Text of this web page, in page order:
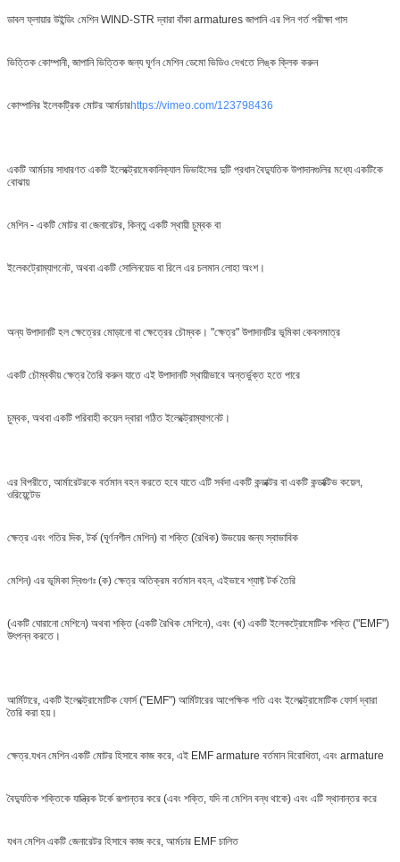
ডাবল ফ্লায়ার উইন্ডিং মেশিন WIND-STR দ্বারা বাঁকা armatures জাপানি এর পিন গর্ত পরীক্ষা পাস
ভিত্তিক কোম্পানী, জাপানি ভিত্তিক জন্য ঘূর্ণন মেশিন ডেমো ভিডিও দেখতে লিঙ্ক ক্লিক করুন
কোম্পানির ইলেকট্রিক মোটর আর্মচারhttps://vimeo.com/123798436
একটি আর্মচার সাধারণত একটি ইলেক্ট্রোমেকানিক্যাল ডিভাইসের দুটি প্রধান বৈদ্যুতিক উপাদানগুলির মধ্যে একটিকে
বোঝায়
মেশিন - একটি মোটর বা জেনারেটর, কিন্তু একটি স্থায়ী চুম্বক বা
ইলেকট্রোম্যাগনেট, অথবা একটি সোলিনয়েড বা রিলে এর চলমান লোহা অংশ।
অন্য উপাদানটি হল ক্ষেত্রের মোড়ানো বা ক্ষেত্রের চৌম্বক। "ক্ষেত্র" উপাদানটির ভূমিকা কেবলমাত্র
একটি চৌম্বকীয় ক্ষেত্র তৈরি করুন যাতে এই উপাদানটি স্থায়ীভাবে অন্তর্ভুক্ত হতে পারে
চুম্বক, অথবা একটি পরিবাহী কয়েল দ্বারা গঠিত ইলেক্ট্রোম্যাগনেট।
এর বিপরীতে, আর্মারেটরকে বর্তমান বহন করতে হবে যাতে এটি সর্বদা একটি কন্ডাক্টর বা একটি কন্ডাক্টিভ কয়েল,
ওরিয়েন্টেড
ক্ষেত্র এবং গতির দিক, টর্ক (ঘূর্ণনশীল মেশিন) বা শক্তি (রৈখিক) উভয়ের জন্য স্বাভাবিক
মেশিন) এর ভূমিকা দ্বিগুণঃ (ক) ক্ষেত্র অতিক্রম বর্তমান বহন, এইভাবে শ্যাফ্ট টর্ক তৈরি
(একটি ঘোরানো মেশিনে) অথবা শক্তি (একটি রৈখিক মেশিনে), এবং (খ) একটি ইলেকট্রোমোটিক শক্তি ("EMF")
উৎপন্ন করতে।
আর্মিটারে, একটি ইলেক্ট্রোমোটিক ফোর্স ("EMF") আর্মিটারের আপেক্ষিক গতি এবং ইলেক্ট্রোমোটিক ফোর্স দ্বারা
তৈরি করা হয়।
ক্ষেত্র.যখন মেশিন একটি মোটর হিসাবে কাজ করে, এই EMF armature বর্তমান বিরোধিতা, এবং armature
বৈদ্যুতিক শক্তিকে যান্ত্রিক টর্কে রূপান্তর করে (এবং শক্তি, যদি না মেশিন বন্ধ থাকে) এবং এটি স্থানান্তর করে
যখন মেশিন একটি জেনারেটর হিসাবে কাজ করে, আর্মচার EMF চালিত